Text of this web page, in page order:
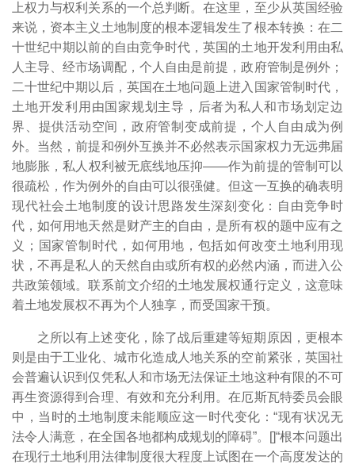
上权力与权利关系的一个总判断。在这里，至少从英国经验
来说，资本主义土地制度的根本逻辑发生了根本转换：在二
十世纪中期以前的自由竞争时代，英国的土地开发利用由私
人主导、经市场调配，个人自由是前提，政府管制是例外；
二十世纪中期以后，英国在土地问题上进入国家管制时代，
土地开发利用由国家规划主导，后者为私人和市场划定边
界、提供活动空间，政府管制变成前提，个人自由成为例
外。当然，前提和例外互换并不必然表示国家权力无远弗届
地膨胀，私人权利被无底线地压抑――作为前提的管制可以
很疏松，作为例外的自由可以很强健。但这一互换的确表明
现代社会土地制度的设计思路发生深刻变化：自由竞争时
代，如何用地天然是财产主的自由，是所有权的题中应有之
义；国家管制时代，如何用地，包括如何改变土地利用现
状，不再是私人的天然自由或所有权的必然内涵，而进入公
共政策领域。联系前文介绍的土地发展权通行定义，这意味
着土地发展权不再为个人独享，而受国家干预。
之所以有上述变化，除了战后重建等短期原因，更根本
则是由于工业化、城市化造成人地关系的空前紧张，英国社
会普遍认识到仅凭私人和市场无法保证土地这种有限的不可
再生资源得到合理、有效和充分利用。在厄斯瓦特委员会眼
中，当时的土地制度未能顺应这一时代变化：“现有状况无
法令人满意，在全国各地都构成规划的障碍”。[]“根本问题出
在现行土地利用法律制度很大程度上试图在一个高度发达的